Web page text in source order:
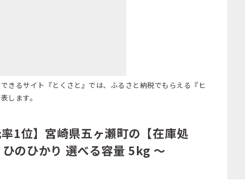
きるサイト『とくさと』では、ふるさと納税でもらえる『ヒ
します。
率1位】宮崎県五ヶ瀬町の【在庫処
のひかり 選べる容量 5kg ～